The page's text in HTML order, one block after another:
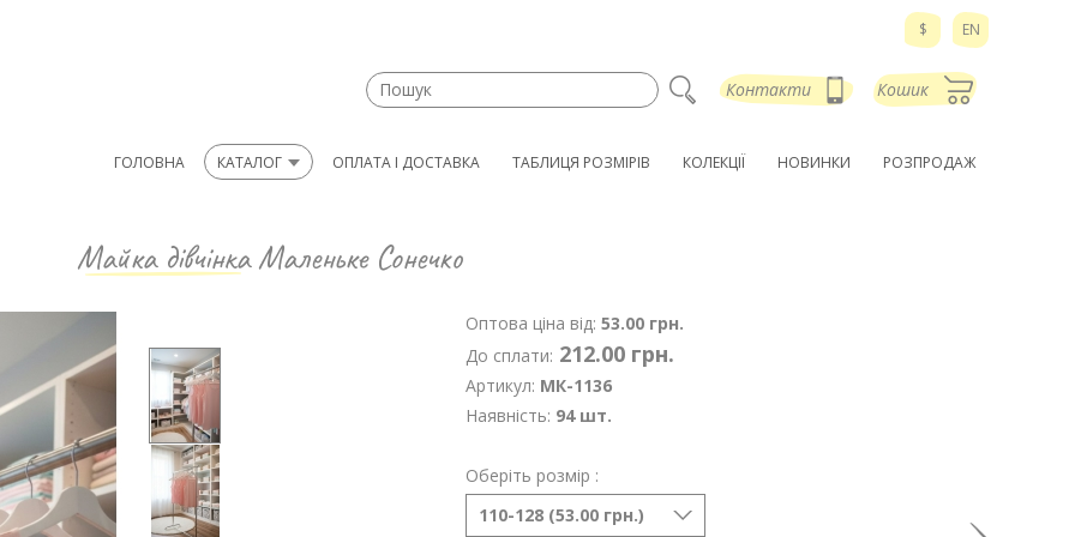
EN
$
Кошик
Контакти
ГОЛОВНА КАТАЛОГ ОПЛАТА І ДОСТАВКА ТАБЛИЦЯ РОЗМІРІВ КОЛЕКЦІЇ НОВИНКИ РОЗПРОДАЖ
Майка дівчінка Маленьке Сонечко
Оптова ціна від: 53.00 грн.
До сплати: 212.00 грн.
Артикул: МК-1136
Наявність: 94 шт.
Оберіть розмір :
110-128 (53.00 грн.)